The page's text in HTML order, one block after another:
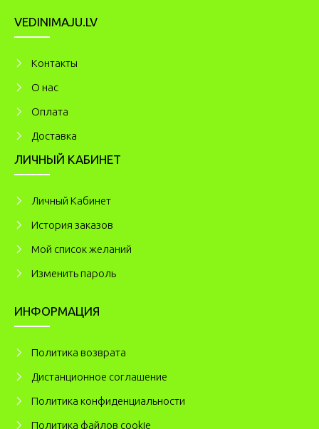
VEDINIMAJU.LV
Kонтакты
О нас
Оплата
Доставка
ЛИЧНЫЙ КАБИНЕТ
Личный Кабинет
История заказов
Мой список желаний
Изменить пароль
ИНФОРМАЦИЯ
Политика возврата
Дистанционное соглашение
Политика конфиденциальности
Политика файлов cookie